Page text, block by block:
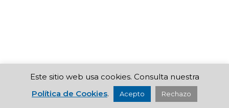
Este sitio web usa cookies. Consulta nuestra
Política de Cookies. Acepto Rechazo